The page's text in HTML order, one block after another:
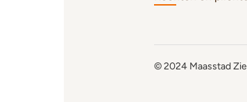
© 2024 Maasstad